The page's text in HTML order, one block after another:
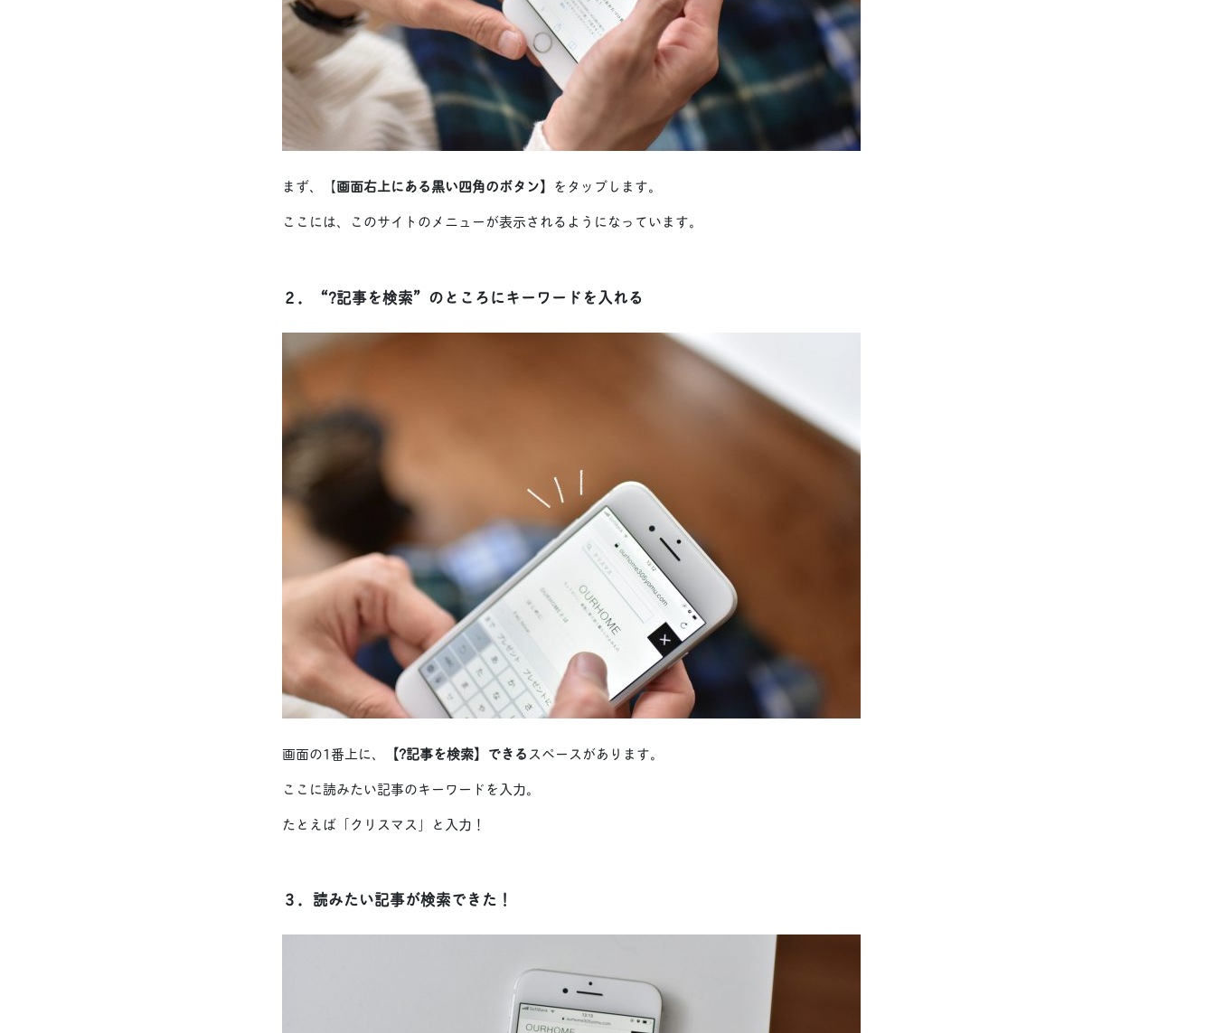
まず、【画面右上にある黒い四角のボタン】 をタップします。
ここには、このサイトのメニューが表示されるようになっています。
２．“?記事を検索”のところにキーワードを入れる
画面の1番上に、 【?記事を検索】できる スペースがあります。
ここに読みたい記事のキーワードを入力。
たとえば「クリスマス」と入力！
３．読みたい記事が検索できた！